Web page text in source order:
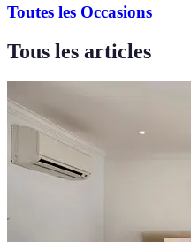
Toutes les Occasions
Tous les articles